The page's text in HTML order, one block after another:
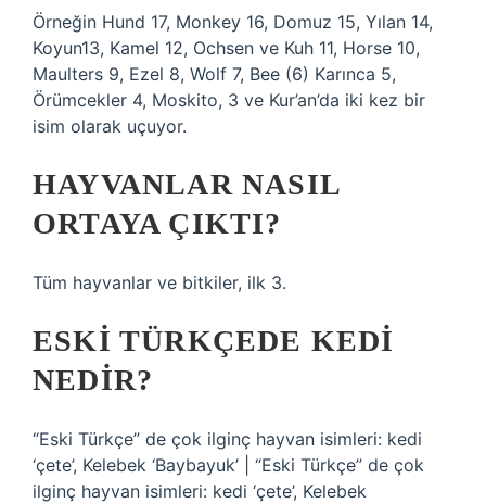
Örneğin Hund 17, Monkey 16, Domuz 15, Yılan 14,
Koyun13, Kamel 12, Ochsen ve Kuh 11, Horse 10,
Maulters 9, Ezel 8, Wolf 7, Bee (6) Karınca 5,
Örümcekler 4, Moskito, 3 ve Kur’an’da iki kez bir
isim olarak uçuyor.
HAYVANLAR NASIL
ORTAYA ÇIKTI?
Tüm hayvanlar ve bitkiler, ilk 3.
ESKI TÜRKÇEDE KEDI
NEDIR?
“Eski Türkçe” de çok ilginç hayvan isimleri: kedi
‘çete’, Kelebek ‘Baybayuk’ | “Eski Türkçe” de çok
ilginç hayvan isimleri: kedi ‘çete’, Kelebek